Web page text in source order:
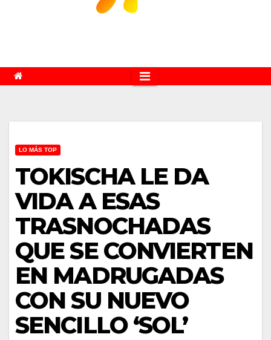
LO MÁS TOP
TOKISCHA LE DA
VIDA A ESAS
TRASNOCHADAS
QUE SE CONVIERTEN
EN MADRUGADAS
CON SU NUEVO
SENCILLO ‘SOL’